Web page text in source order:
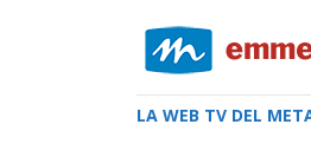
LA WEB TV DEL